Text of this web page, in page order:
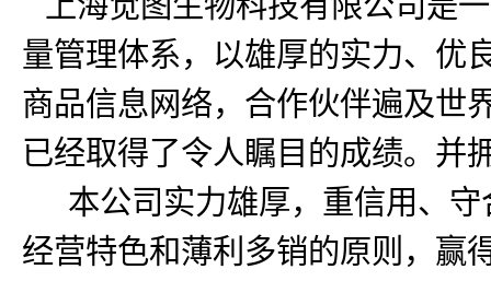
量管理体系，以雄厚的实力、优
商品信息网络，合作伙伴遍及世
已经取得了令人瞩目的成绩。并
本公司实力雄厚，重信用、守
经营特色和薄利多销的原则，赢